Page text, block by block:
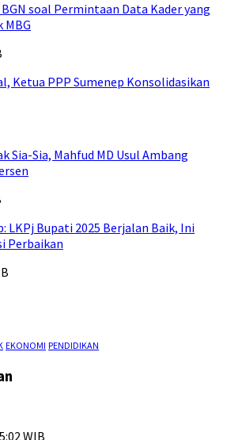
soal Permintaan Data Kader yang
MBG
Ketua PPP Sumenep Konsolidasikan
Sia-Sia, Mahfud MD Usul Ambang
LKPj Bupati 2025 Berjalan Baik, Ini
Perbaikan
EKONOMI PENDIDIKAN
WIB